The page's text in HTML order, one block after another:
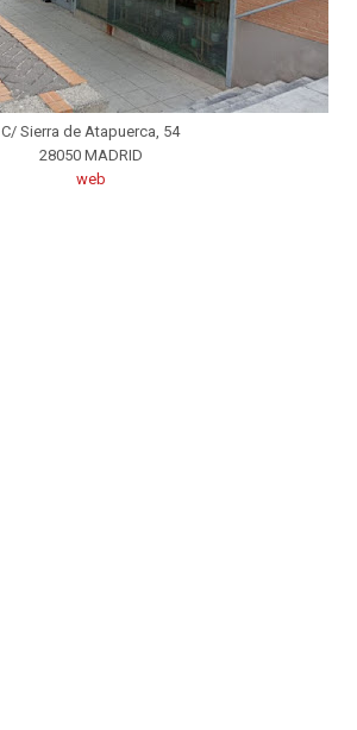
C/ Sierra de Atapuerca, 54
28050 MADRID
web